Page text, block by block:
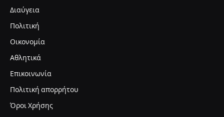
Διαύγεια
Πολιτική
Οικονομία
Αθλητικά
Επικοινωνία
Πολιτική απορρήτου
Όροι Χρήσης